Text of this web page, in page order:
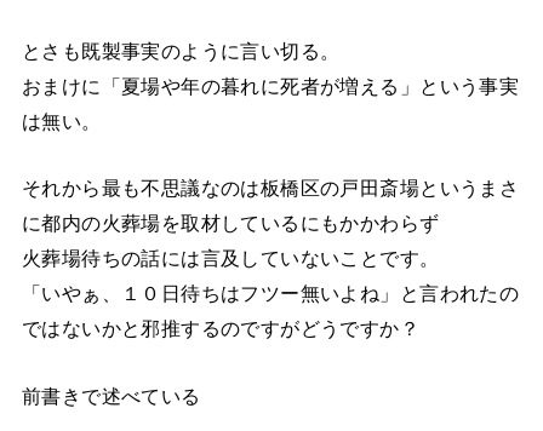
とさも既製事実のように言い切る。
おまけに「夏場や年の暮れに死者が増える」という事実
は無い。
それから最も不思議なのは板橋区の戸田斎場というまさ
に都内の火葬場を取材しているにもかかわらず
火葬場待ちの話には言及していないことです。
「いやぁ、１０日待ちはフツー無いよね」と言われたの
ではないかと邪推するのですがどうですか？
前書きで述べている